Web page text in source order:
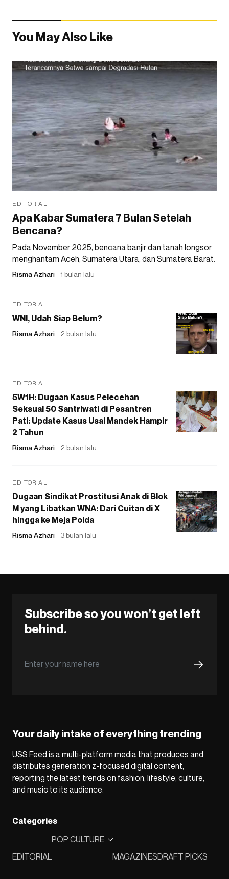
You May Also Like
EDITORIAL
Apa Kabar Sumatera 7 Bulan Setelah
Bencana?
Pada November 2025, bencana banjir dan tanah longsor
menghantam Aceh, Sumatera Utara, dan Sumatera Barat.
Risma Azhari 1 bulan lalu
EDITORIAL
WNI, Udah Siap Belum?
Risma Azhari 2 bulan lalu
EDITORIAL
5W1H: Dugaan Kasus Pelecehan
Seksual 50 Santriwati di Pesantren
Pati: Update Kasus Usai Mandek Hampir
2 Tahun
Risma Azhari 2 bulan lalu
EDITORIAL
Dugaan Sindikat Prostitusi Anak di Blok
M yang Libatkan WNA: Dari Cuitan di X
hingga ke Meja Polda
Risma Azhari 3 bulan lalu
Subscribe so you won’t get left
behind.
Your daily intake of everything trending
USS Feed is a multi-platform media that produces and
distributes generation z-focused digital content,
reporting the latest trends on fashion, lifestyle, culture,
and music to its audience.
Categories
EDITORIAL
POP CULTURE
MAGAZINESDRAFT PICKS